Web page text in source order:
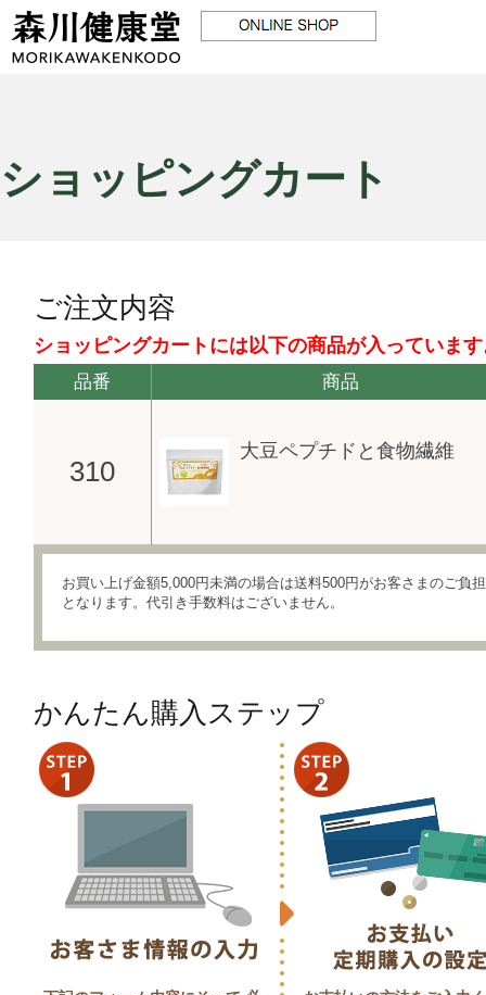
ショッピングカート
ご注文内容
ショッピングカートには以下の商品が入っていま
品番 商品
310
大豆ペプチドと食物繊維
お買い上げ金額5,000円未満の場合は送料500円がお客さまのご負担
となります。代引き手数料はございません。
かんたん購入ステップ